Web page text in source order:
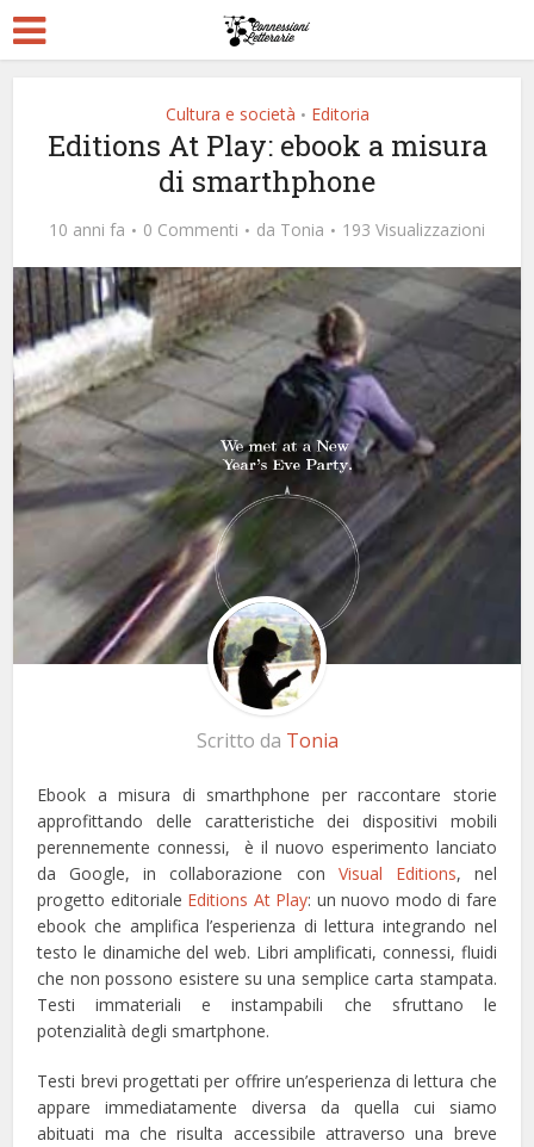
Cultura e società • Editoria
Editions At Play: ebook a misura
di smarthphone
10 anni fa 0 Commenti da Tonia 193 Visualizzazioni
Scritto da Tonia
Ebook a misura di smarthphone per raccontare storie
approfittando delle caratteristiche dei dispositivi mobili
perennemente connessi, è il nuovo esperimento lanciato
da Google, in collaborazione con Visual Editions, nel
progetto editoriale Editions At Play: un nuovo modo di fare
ebook che amplifica l’esperienza di lettura integrando nel
testo le dinamiche del web. Libri amplificati, connessi, fluidi
che non possono esistere su una semplice carta stampata.
Testi immateriali e instampabili che sfruttano le
potenzialità degli smartphone.
Testi brevi progettati per offrire un’esperienza di lettura che
appare immediatamente diversa da quella cui siamo
abituati ma che risulta accessibile attraverso una breve